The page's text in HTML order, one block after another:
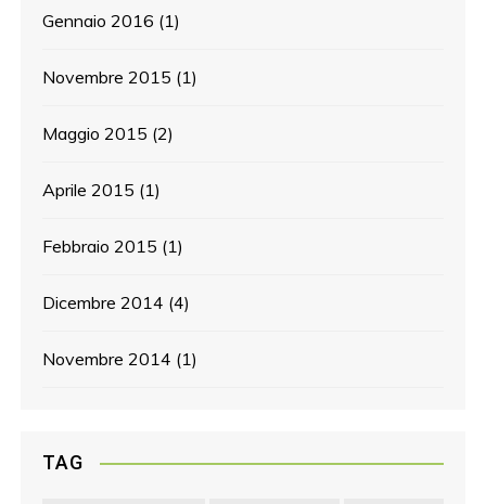
Gennaio 2016 (1)
Novembre 2015 (1)
Maggio 2015 (2)
Aprile 2015 (1)
Febbraio 2015 (1)
Dicembre 2014 (4)
Novembre 2014 (1)
TAG